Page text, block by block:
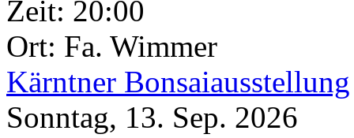
Zeit: 20:00
Ort: Fa. Wimmer
Kärntner Bonsaiausstellung
Sonntag, 13. Sep. 2026